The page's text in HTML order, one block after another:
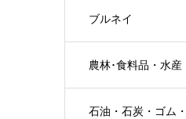
ブルネイ
農林･食料品・水産
石油・石炭・ゴム